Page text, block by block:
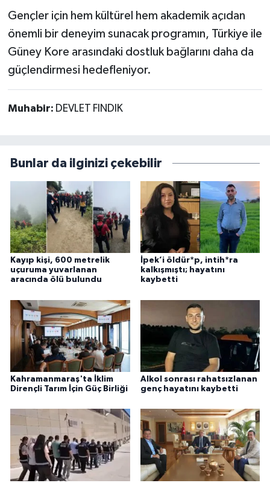
Gençler için hem kültürel hem akademik açıdan
önemli bir deneyim sunacak programın, Türkiye ile
Güney Kore arasındaki dostluk bağlarını daha da
güçlendirmesi hedefleniyor.
Muhabir: DEVLET FINDIK
Bunlar da ilginizi çekebilir
Kayıp kişi, 600 metrelik
uçuruma yuvarlanan
aracında ölü bulundu
İpek’i öldür*p, intih*ra
kalkışmıştı; hayatını
kaybetti
Kahramanmaraş'ta İklim
Dirençli Tarım İçin Güç Birliği
Alkol sonrası rahatsızlanan
genç hayatını kaybetti